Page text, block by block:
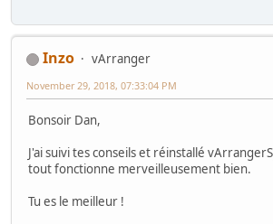
Inzo
vArranger
November 29, 2018, 07:33:04 PM
Bonsoir Dan,
J'ai suivi tes conseils et réinstallé
tout fonctionne merveilleusement bien.
Tu es le meilleur !